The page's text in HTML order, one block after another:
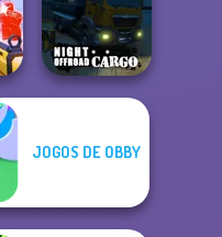
Night OffRoad
JOGOS DE OBBY